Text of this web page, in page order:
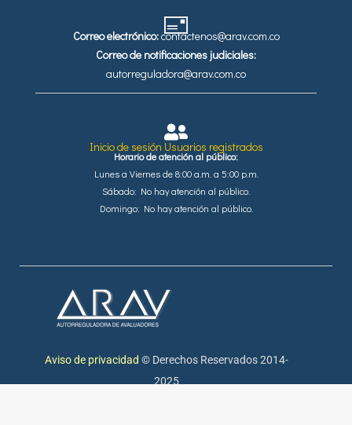
Correo electrónico:contactenos@arav.com.co
Correo de notificaciones judiciales:
autorreguladora@arav.com.co
Inicio de sesión Usuarios registrados
Horario de atención al público:
Lunes a Viernes de 8:00 a.m. a 5:00 p.m.
Sábado: No hay atención al público.
Domingo: No hay atención al público.
Aviso de privacidad © Derechos Reservados 2014-
2025